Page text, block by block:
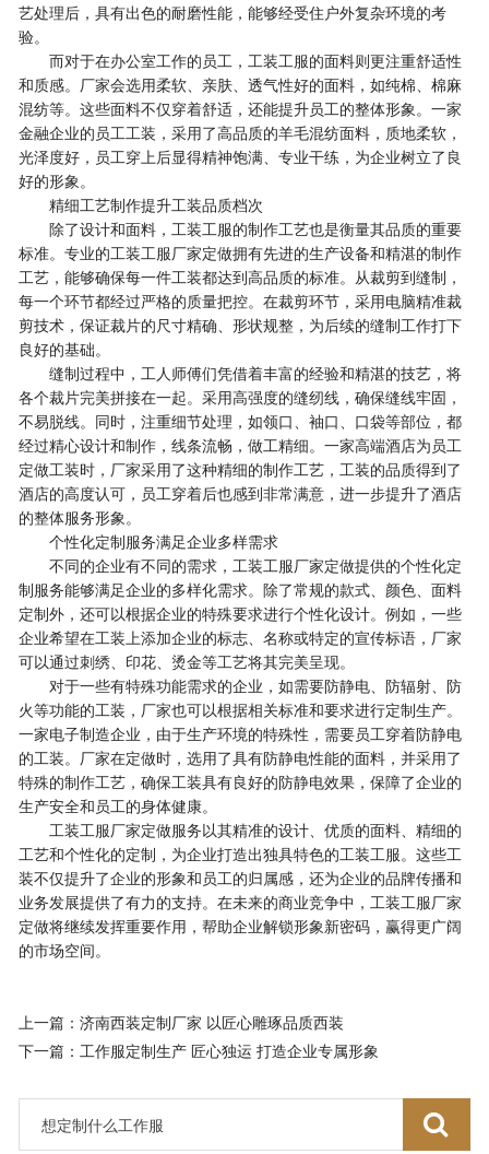
艺处理后，具有出色的耐磨性能，能够经受住户外复杂环境的考
验。
而对于在办公室工作的员工，工装工服的面料则更注重舒适性
和质感。厂家会选用柔软、亲肤、透气性好的面料，如纯棉、棉麻
混纺等。这些面料不仅穿着舒适，还能提升员工的整体形象。一家
金融企业的员工工装，采用了高品质的羊毛混纺面料，质地柔软，
光泽度好，员工穿上后显得精神饱满、专业干练，为企业树立了良
好的形象。
精细工艺制作提升工装品质档次
除了设计和面料，工装工服的制作工艺也是衡量其品质的重要
标准。专业的工装工服厂家定做拥有先进的生产设备和精湛的制作
工艺，能够确保每一件工装都达到高品质的标准。从裁剪到缝制，
每一个环节都经过严格的质量把控。在裁剪环节，采用电脑精准裁
剪技术，保证裁片的尺寸精确、形状规整，为后续的缝制工作打下
良好的基础。
缝制过程中，工人师傅们凭借着丰富的经验和精湛的技艺，将
各个裁片完美拼接在一起。采用高强度的缝纫线，确保缝线牢固，
不易脱线。同时，注重细节处理，如领口、袖口、口袋等部位，都
经过精心设计和制作，线条流畅，做工精细。一家高端酒店为员工
定做工装时，厂家采用了这种精细的制作工艺，工装的品质得到了
酒店的高度认可，员工穿着后也感到非常满意，进一步提升了酒店
的整体服务形象。
个性化定制服务满足企业多样需求
不同的企业有不同的需求，工装工服厂家定做提供的个性化定
制服务能够满足企业的多样化需求。除了常规的款式、颜色、面料
定制外，还可以根据企业的特殊要求进行个性化设计。例如，一些
企业希望在工装上添加企业的标志、名称或特定的宣传标语，厂家
可以通过刺绣、印花、烫金等工艺将其完美呈现。
对于一些有特殊功能需求的企业，如需要防静电、防辐射、防
火等功能的工装，厂家也可以根据相关标准和要求进行定制生产。
一家电子制造企业，由于生产环境的特殊性，需要员工穿着防静电
的工装。厂家在定做时，选用了具有防静电性能的面料，并采用了
特殊的制作工艺，确保工装具有良好的防静电效果，保障了企业的
生产安全和员工的身体健康。
工装工服厂家定做服务以其精准的设计、优质的面料、精细的
工艺和个性化的定制，为企业打造出独具特色的工装工服。这些工
装不仅提升了企业的形象和员工的归属感，还为企业的品牌传播和
业务发展提供了有力的支持。在未来的商业竞争中，工装工服厂家
定做将继续发挥重要作用，帮助企业解锁形象新密码，赢得更广阔
的市场空间。
上一篇：济南西装定制厂家 以匠心雕琢品质西装
下一篇：工作服定制生产 匠心独运 打造企业专属形象